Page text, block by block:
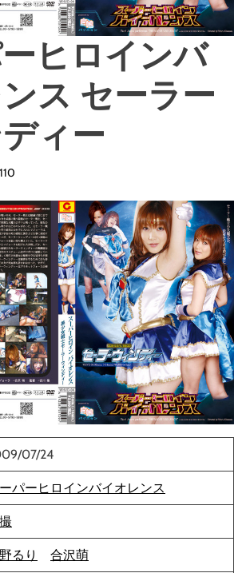
ヒロインバ
ス セーラー
ィー
07/24
パーヒロインバイオレンス
るり 合沢萌